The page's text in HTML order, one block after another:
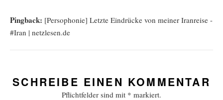
Pingback: [Persophonie] Letzte Eindrücke von meiner Iranreise -
#Iran | netzlesen.de
SCHREIBE EINEN KOMMENTAR
Pflichtfelder sind mit * markiert.